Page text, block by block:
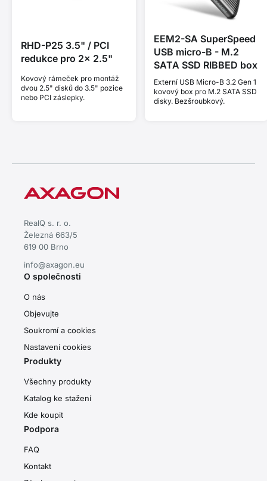
RHD-P25 3.5" / PCI
redukce pro 2x 2.5"
Kovový rámeček pro montáž
dvou 2.5" disků do 3.5" pozice
nebo PCI záslepky.
EEM2-SA SuperSpeed
USB micro-B - M.2
SATA SSD RIBBED box
Externí USB Micro-B 3.2 Gen 1
kovový box pro M.2 SATA SSD
disky. Bezšroubkový.
RealQ s. r. o.
Železná 663/5
619 00 Brno
info@axagon.eu
O společnosti
O nás
Objevujte
Soukromí a cookies
Nastavení cookies
Produkty
Všechny produkty
Katalog ke stažení
Kde koupit
Podpora
FAQ
Kontakt